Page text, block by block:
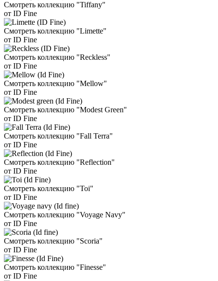
Смотреть коллекцию "Tiffany"
от ID Fine
Смотреть коллекцию "Limette"
от ID Fine
Смотреть коллекцию "Reckless"
от ID Fine
Смотреть коллекцию "Mellow"
от ID Fine
Смотреть коллекцию "Modest Green"
от ID Fine
Смотреть коллекцию "Fall Terra"
от ID Fine
Смотреть коллекцию "Reflection"
от ID Fine
Смотреть коллекцию "Toi"
от ID Fine
Смотреть коллекцию "Voyage Navy"
от ID Fine
Смотреть коллекцию "Scoria"
от ID Fine
Смотреть коллекцию "Finesse"
от ID Fine